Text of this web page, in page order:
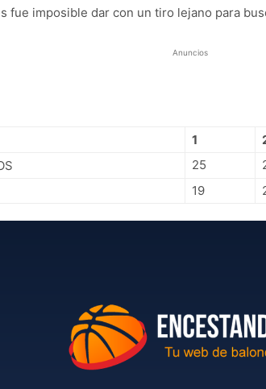
fue imposible dar con un tiro lejano para
Anuncios
1
25
19